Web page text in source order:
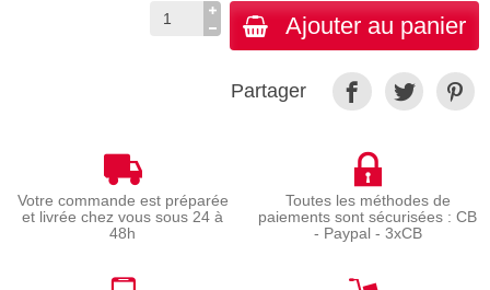
Ajouter au panier
Partager
Votre commande est préparée
et livrée chez vous sous 24 à
48h
Toutes les méthodes de
paiements sont sécurisées : CB
- Paypal - 3xCB